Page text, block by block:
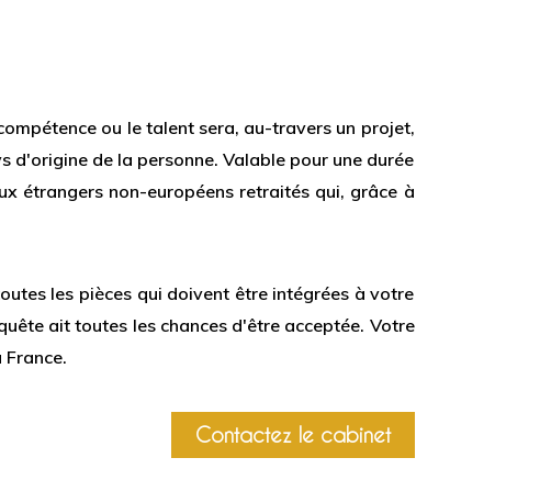
ou le talent sera, au-travers un projet,
d'origine de la personne. Valable pour une durée
étrangers non-européens retraités qui, grâce à
les pièces qui doivent être intégrées à votre
ait toutes les chances d'être acceptée. Votre
Contactez le cabinet